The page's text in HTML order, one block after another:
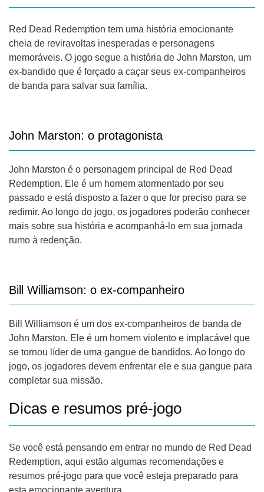
Red Dead Redemption tem uma história emocionante
cheia de reviravoltas inesperadas e personagens
memoráveis. O jogo segue a história de John Marston, um
ex-bandido que é forçado a caçar seus ex-companheiros
de banda para salvar sua família.
John Marston: o protagonista
John Marston é o personagem principal de Red Dead
Redemption. Ele é um homem atormentado por seu
passado e está disposto a fazer o que for preciso para se
redimir. Ao longo do jogo, os jogadores poderão conhecer
mais sobre sua história e acompanhá-lo em sua jornada
rumo à redenção.
Bill Williamson: o ex-companheiro
Bill Williamson é um dos ex-companheiros de banda de
John Marston. Ele é um homem violento e implacável que
se tornou líder de uma gangue de bandidos. Ao longo do
jogo, os jogadores devem enfrentar ele e sua gangue para
completar sua missão.
Dicas e resumos pré-jogo
Se você está pensando em entrar no mundo de Red Dead
Redemption, aqui estão algumas recomendações e
resumos pré-jogo para que você esteja preparado para